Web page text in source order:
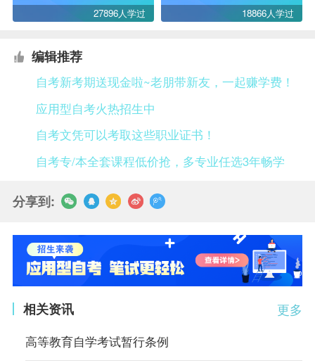
27896人学过 18866人学过
编辑推荐
自考新考期送现金啦~老朋带新友，一起赚学费！
应用型自考火热招生中
自考文凭可以考取这些职业证书！
自考专/本全套课程低价抢，多专业任选3年畅学
分享到:
更多
相关资讯
高等教育自学考试暂行条例